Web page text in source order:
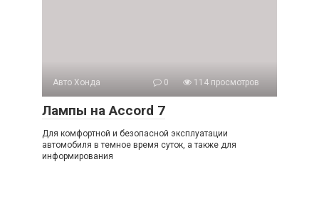
Авто Хонда 0 114 просмотров
Лампы на Accord 7
Для комфортной и безопасной эксплуатации
автомобиля в темное время суток, а также для
информирования